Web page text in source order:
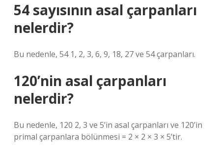
54 sayısının asal çarpanları
nelerdir?
Bu nedenle, 54 1, 2, 3, 6, 9, 18, 27 ve 54 çarpanları.
120’nin asal çarpanları
nelerdir?
Bu nedenle, 120 2, 3 ve 5’in asal çarpanları ve 120’in
primal çarpanlara bölünmesi = 2 × 2 × 3 × 5’tir.